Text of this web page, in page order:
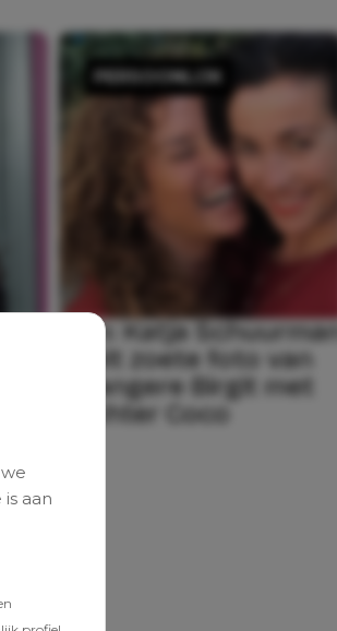
aan
PERSOONLIJK
Zien: Katja Schuurman
deelt zoete foto van
zwangere Birgit met
dochter Coco